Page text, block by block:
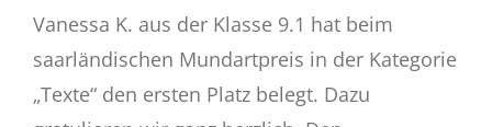
Schulstore
Vanessa K. aus der Klasse 9.1 hat beim
saarländischen Mundartpreis in der Kategorie
„Texte“ den ersten Platz belegt. Dazu